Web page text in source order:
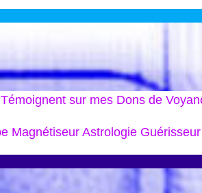
sur mes Dons de
Magnétiseur Astrologie